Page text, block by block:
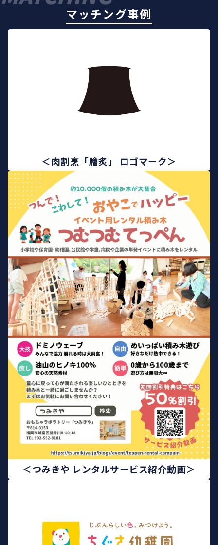
マッチング事例
＜肉割烹「膾炙」 ロゴマーク＞
＜つみきや レンタルサービス紹介動画＞